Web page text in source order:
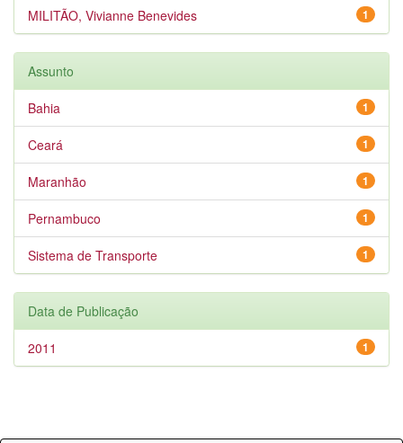
1
MILITÃO, Vivianne Benevides
Assunto
1
Bahia
1
Ceará
1
Maranhão
1
Pernambuco
1
Sistema de Transporte
Data de Publicação
1
2011